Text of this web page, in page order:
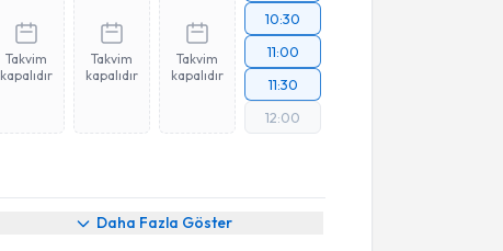
Takvim
kapalıdır
Takvim
kapalıdır
Takvim
kapalıdır
10:30
11:00
11:30
12:00
Daha Fazla Göster